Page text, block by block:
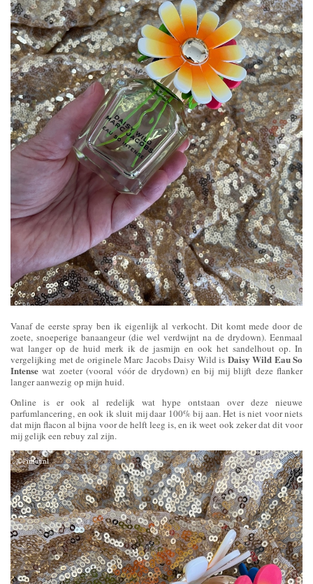
Vanaf de eerste spray ben ik eigenlijk al verkocht. Dit komt mede door de
zoete, snoeperige banaangeur (die wel verdwijnt na de drydown). Eenmaal
wat langer op de huid merk ik de jasmijn en ook het sandelhout op. In
vergelijking met de originele Marc Jacobs Daisy Wild is Daisy Wild Eau So
Intense wat zoeter (vooral vóór de drydown) en bij mij blijft deze flanker
langer aanwezig op mijn huid.
Online is er ook al redelijk wat hype ontstaan over deze nieuwe
parfumlancering, en ook ik sluit mij daar 100% bij aan. Het is niet voor niets
dat mijn flacon al bijna voor de helft leeg is, en ik weet ook zeker dat dit voor
mij gelijk een rebuy zal zijn.